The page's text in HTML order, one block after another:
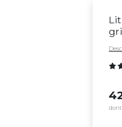
dont